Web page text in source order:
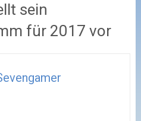
sein
für 2017 vor